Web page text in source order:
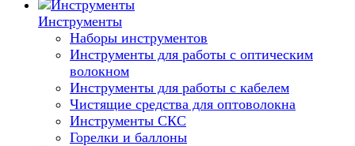
Инструменты
Наборы инструментов
Инструменты для работы с оптическим
волокном
Инструменты для работы с кабелем
Чистящие средства для оптоволокна
Инструменты СКС
Горелки и баллоны